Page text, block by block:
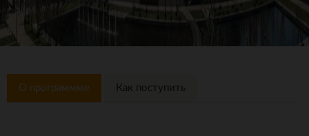
О программме Как поступить